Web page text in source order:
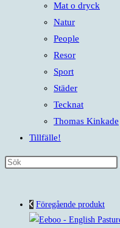
Mat o dryck
Natur
People
Resor
Sport
Städer
Tecknat
Thomas Kinkade
Tillfälle!
Sök
webbplatsFöregående produkt